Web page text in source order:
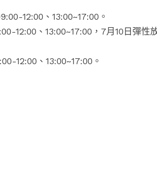
12:00、13:00~17:00。
12:00、13:00~17:00， 7月10日彈性
12:00、13:00~17:00。